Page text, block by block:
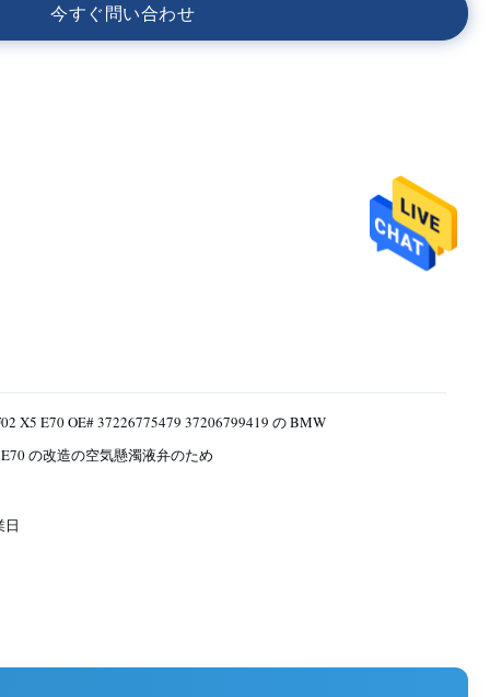
今すぐ問い合わせ
X5 E70 OE# 37226775479 37206799419 の BMW
の改造の空気懸濁液弁のため
日